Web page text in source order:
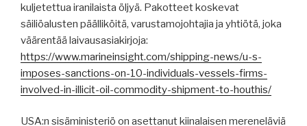
kuljetettua iranilaista öljyä. Pakotteet koskevat
säiliöalusten päälliköitä, varustamojohtajia ja yhtiötä, joka
väärentää laivausasiakirjoja:
https://www.marineinsight.com/shipping-news/u-s-
imposes-sanctions-on-10-individuals-vessels-firms-
involved-in-illicit-oil-commodity-shipment-to-houthis/
USA:n sisäministeriö on asettanut kiinalaisen mereneläviä